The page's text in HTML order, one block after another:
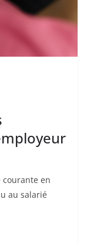
en
au salarié